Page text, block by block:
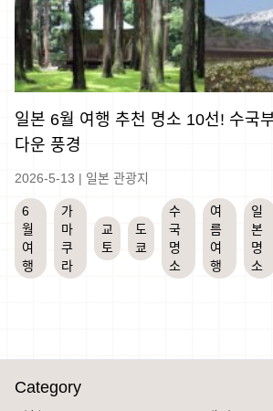
일본 6월 여행 추천 명소 10선! 수국
다운 풍경
2026-5-13 | 일본 관광지
6
월
여
행
가
마
쿠
라
교
토
도
쿄
수
국
명
소
여
름
여
행
일
본
명
소
Category